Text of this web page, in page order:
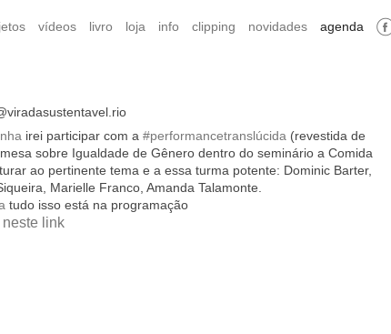
vídeos livro loja info clipping novidades agenda
irei participar com a #performancetranslúcida (revestida de
sobre Igualdade de Gênero dentro do seminário a Comida
ao pertinente tema e a essa turma potente: Dominic Barter,
Marielle Franco, Amanda Talamonte.
tudo isso está na programação
neste link